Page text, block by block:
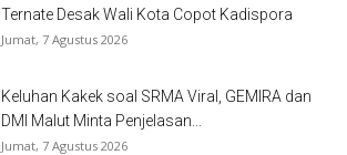
Ternate Desak Wali Kota Copot Kadispora
Jumat, 7 Agustus 2026
Keluhan Kakek soal SRMA Viral, GEMIRA dan
DMI Malut Minta Penjelasan...
Jumat, 7 Agustus 2026